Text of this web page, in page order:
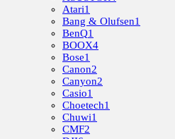
Atari1
Bang & Olufsen1
BenQ1
BOOX4
Bose1
Canon2
Canyon2
Casio1
Choetech1
Chuwi1
CMF2